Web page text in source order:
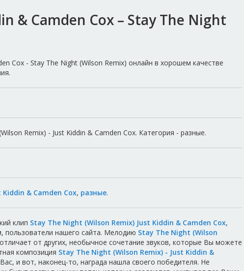
& Camden Cox – Stay The Night
Cox - Stay The Night (Wilson Remix) онлайн в хорошем качестве
Remix) - Just Kiddin & Camden Cox. Категория - разные.
Kiddin & Camden Cox, разные.
клип Stay The Night (Wilson Remix) Just Kiddin & Camden Cox,
пользователи нашего сайта. Мелодию Stay The Night (Wilson
отличает от других, необычное сочетание звуков, которые Вы можете
композиция Stay The Night (Wilson Remix) - Just Kiddin &
и вот, наконец-то, награда нашла своего победителя. Не